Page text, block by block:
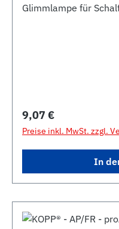
Glimmlampe für
Regulärer Preis:
9,07 €
Preise inkl. MwSt. zzgl.
In